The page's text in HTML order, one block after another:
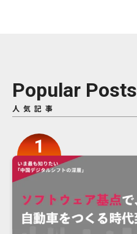
Popular Posts
人気記事